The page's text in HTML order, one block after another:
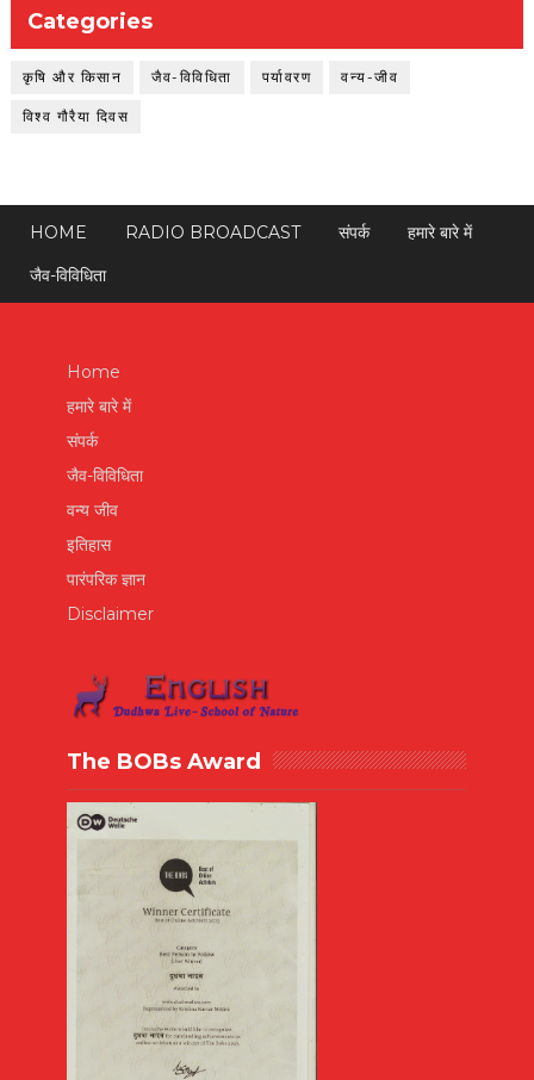
Categories
कृषि और किसान जैव-विविधिता पर्यावरण वन्य-जीव
विश्व गौरैया दिवस
HOME RADIO BROADCAST संपर्क
हमारे बारे में
जैव-विविधिता
Home
हमारे बारे में
संपर्क
जैव-विविधिता
वन्य जीव
इतिहास
पारंपरिक ज्ञान
Disclaimer
The BOBs Award